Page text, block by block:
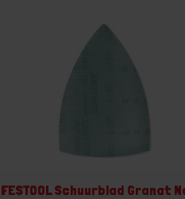
FESTOOL Schuurblad Granat